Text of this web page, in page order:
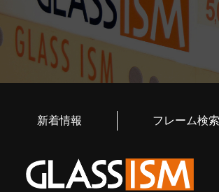
新着情報 フレーム検索